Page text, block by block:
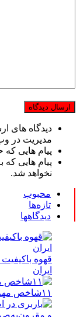
دیدگاه های
مدیریت در
پیام هایی که
پیام هایی که
نخواهد شد.
محبوب
تازه‌ها
دیدگاهها
ایران
۱۱شاخص مهم برای درمان اعتیاد با کیفیت بالا